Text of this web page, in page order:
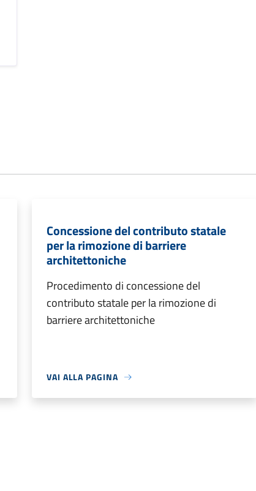
Concessione del contributo statale
per la rimozione di barriere
architettoniche
Procedimento di concessione del
contributo statale per la rimozione di
barriere architettoniche
VAI ALLA PAGINA